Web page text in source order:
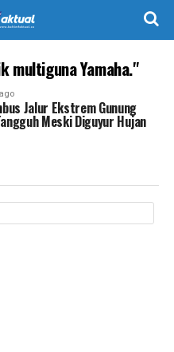
multiguna Yamaha."
Jalur Ekstrem Gunung
Meski Diguyur Hujan